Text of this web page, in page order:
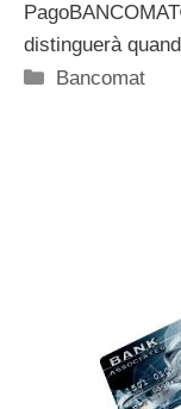
distinguerà
Categorie
Bancomat